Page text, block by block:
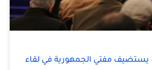
مفتي الجمهورية في لقاء